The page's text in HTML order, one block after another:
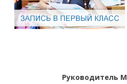
Руководитель